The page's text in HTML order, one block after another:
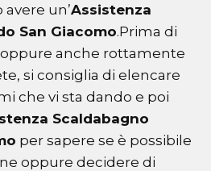
un’Assistenza
San Giacomo.Prima di
anche rottamente
si consiglia di elencare
che vi sta dando e poi
Scaldabagno
per sapere se è possibile
oppure decidere di